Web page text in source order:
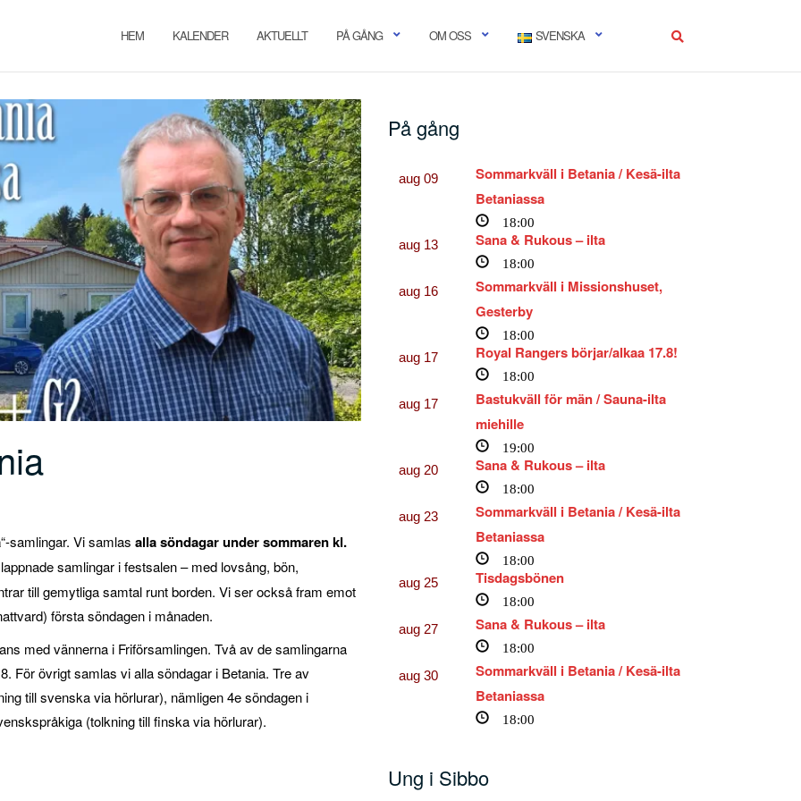
HEM KALENDER AKTUELLT PÅ GÅNG OM OSS SVENSKA
“-samlingar. Vi samlas alla söndagar under sommaren kl.
samlingar i festsalen – med lovsång, bön,
till gemytliga samtal runt borden. Vi ser också fram emot
första söndagen i månaden.
med vännerna i Friförsamlingen. Två av de samlingarna
För övrigt samlas vi alla söndagar i Betania. Tre av
till svenska via hörlurar), nämligen 4e söndagen i
(tolkning till finska via hörlurar).
På gång
aug 09
Sommarkväll i Betania / Kesä-ilta
Betaniassa
18:00
aug 13 Sana & Rukous – ilta
18:00
aug 16
Sommarkväll i Missionshuset,
Gesterby
18:00
aug 17 Royal Rangers börjar/alkaa 17.8!
18:00
aug 17
Bastukväll för män / Sauna-ilta
miehille
19:00
aug 20 Sana & Rukous – ilta
18:00
aug 23
Sommarkväll i Betania / Kesä-ilta
Betaniassa
18:00
aug 25 Tisdagsbönen
18:00
aug 27 Sana & Rukous – ilta
18:00
aug 30
Sommarkväll i Betania / Kesä-ilta
Betaniassa
18:00
Ung i Sibbo